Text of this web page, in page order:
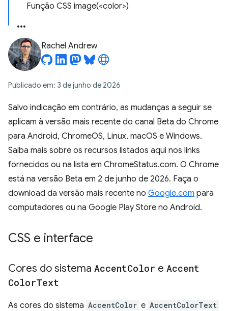
Função CSS image(<color>)
Rachel Andrew
Publicado em: 3 de junho de 2026
Salvo indicação em contrário, as mudanças a seguir se
aplicam à versão mais recente do canal Beta do Chrome
para Android, ChromeOS, Linux, macOS e Windows.
Saiba mais sobre os recursos listados aqui nos links
fornecidos ou na lista em ChromeStatus.com. O Chrome
está na versão Beta em 2 de junho de 2026. Faça o
download da versão mais recente no Google.com para
computadores ou na Google Play Store no Android.
CSS e interface
Cores do sistema AccentColor e Accent
ColorText
As cores do sistema AccentColor e AccentColorText